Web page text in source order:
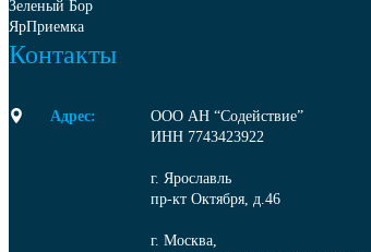
Зеленый Бор
ЯрПриемка
Контакты
Адрес:
ООО АН “Содействие”
ИНН 7743423922
г. Ярославль
пр-кт Октября, д.46
г. Москва,